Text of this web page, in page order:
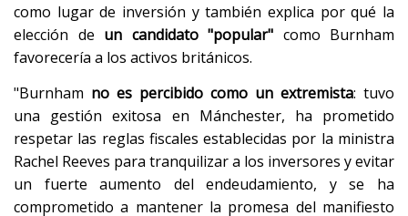
como lugar de inversión y también explica por qué la
elección de un candidato "popular" como Burnham
favorecería a los activos británicos.
"Burnham no es percibido como un extremista: tuvo
una gestión exitosa en Mánchester, ha prometido
respetar las reglas fiscales establecidas por la ministra
Rachel Reeves para tranquilizar a los inversores y evitar
un fuerte aumento del endeudamiento, y se ha
comprometido a mantener la promesa del manifiesto